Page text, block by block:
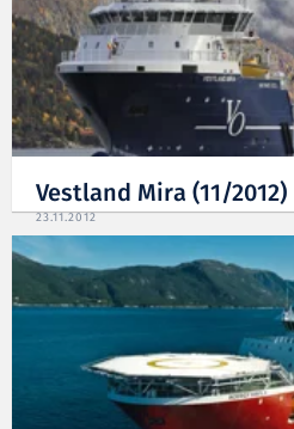
Vestland Mira (11/2012)
23.11.2012